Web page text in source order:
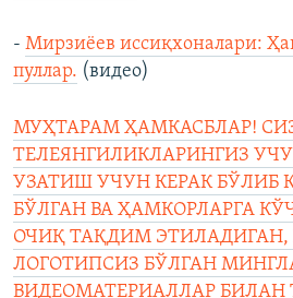
- Мирзиёев иссиқхоналари:
пуллар. (видео)
МУҲТАРАМ ҲАМКАСБЛАР!
ТЕЛЕЯНГИЛИКЛАРИНГИЗ
УЗАТИШ УЧУН КЕРАК
БЎЛГАН ВА ҲАМКОРЛАРГА
ОЧИҚ ТАҚДИМ ЭТИЛАДИГАН,
ЛОГОТИПСИЗ БЎЛГАН
ВИДЕОМАТЕРИАЛЛАР